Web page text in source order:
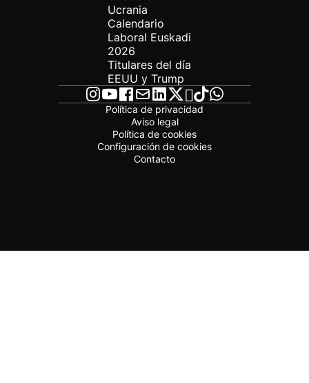
Ucrania
Calendario
Laboral Euskadi
2026
Titulares del día
EEUU y Trump
Política de privacidad
Aviso legal
Política de cookies
Configuración de cookies
Contacto